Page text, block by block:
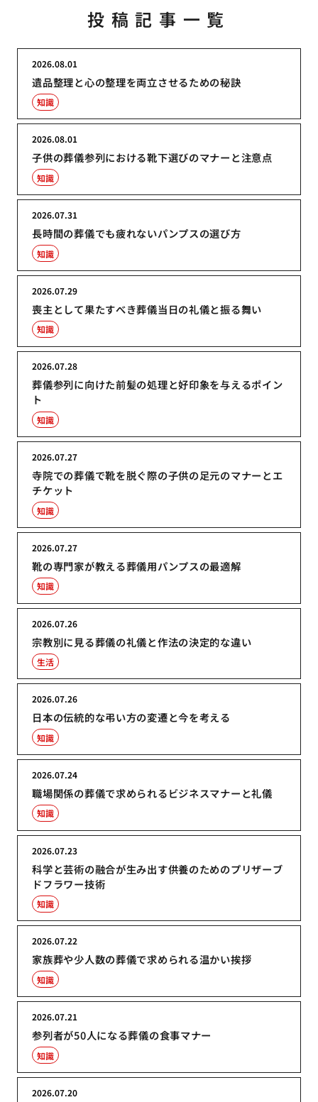
投稿記事一覧
遺品整理と心の整理を両立させるための秘訣
2026.08.01
知識
子供の葬儀参列における靴下選びのマナーと注意点
2026.08.01
知識
長時間の葬儀でも疲れないパンプスの選び方
2026.07.31
知識
喪主として果たすべき葬儀当日の礼儀と振る舞い
2026.07.29
知識
葬儀参列に向けた前髪の処理と好印象を与えるポイン
ト
2026.07.28
知識
寺院での葬儀で靴を脱ぐ際の子供の足元のマナーとエ
チケット
2026.07.27
知識
靴の専門家が教える葬儀用パンプスの最適解
2026.07.27
知識
宗教別に見る葬儀の礼儀と作法の決定的な違い
2026.07.26
生活
日本の伝統的な弔い方の変遷と今を考える
2026.07.26
知識
職場関係の葬儀で求められるビジネスマナーと礼儀
2026.07.24
知識
科学と芸術の融合が生み出す供養のためのプリザーブ
ドフラワー技術
2026.07.23
知識
家族葬や少人数の葬儀で求められる温かい挨拶
2026.07.22
知識
参列者が50人になる葬儀の食事マナー
2026.07.21
知識
2026.07.20